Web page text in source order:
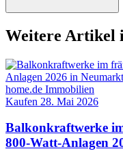
Weitere Artikel
Kaufen 28. Mai 2026
Balkonkraftwerke
800-Watt-Anlagen